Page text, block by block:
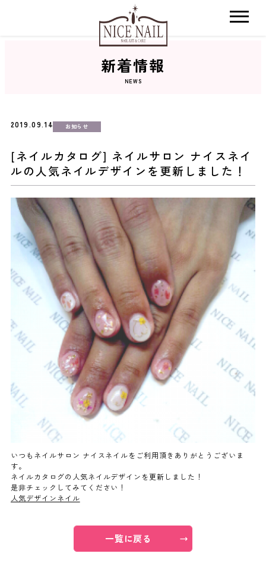
おすすめクーポン
料金メニュー
コンセプト
よくあるご質問
ご利用の流れ
取り扱いカラー
ネイル用語
消費者志向自主宣言
新着情報
採用情報
新着情報
NEWS
2019.09.14 お知らせ
[ネイルカタログ] ネイルサロン ナイスネイ
ルの人気ネイルデザインを更新しました！
いつもネイルサロン ナイスネイルをご利用頂きありがとうございま
す。
ネイルカタログの人気ネイルデザインを更新しました！
是非チェックしてみてください！
人気デザインネイル
一覧に戻る